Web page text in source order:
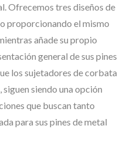
Ofrecemos tres diseños de
proporcionando el mismo
añade su propio
general de sus pines
los sujetadores de corbata
siendo una opción
que buscan tanto
para sus pines de metal